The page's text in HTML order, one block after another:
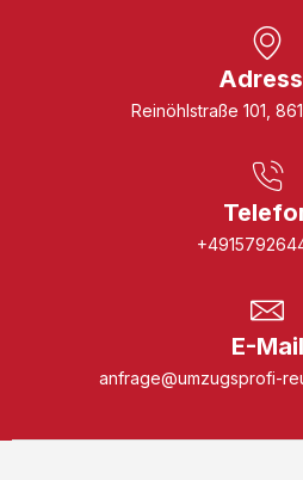
Reinöhlstraße 101,
E-Mail
anfrage@umzugsprofi-